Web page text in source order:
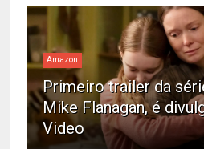
Amazon
Primeiro trailer da
Mike Flanagan, é
Video